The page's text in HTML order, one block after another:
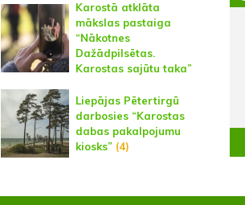
Karostā atklāta
mākslas pastaiga
“Nākotnes
Dažādpilsētas.
Karostas sajūtu taka”
Liepājas Pētertirgū
darbosies “Karostas
dabas pakalpojumu
kiosks” (4)